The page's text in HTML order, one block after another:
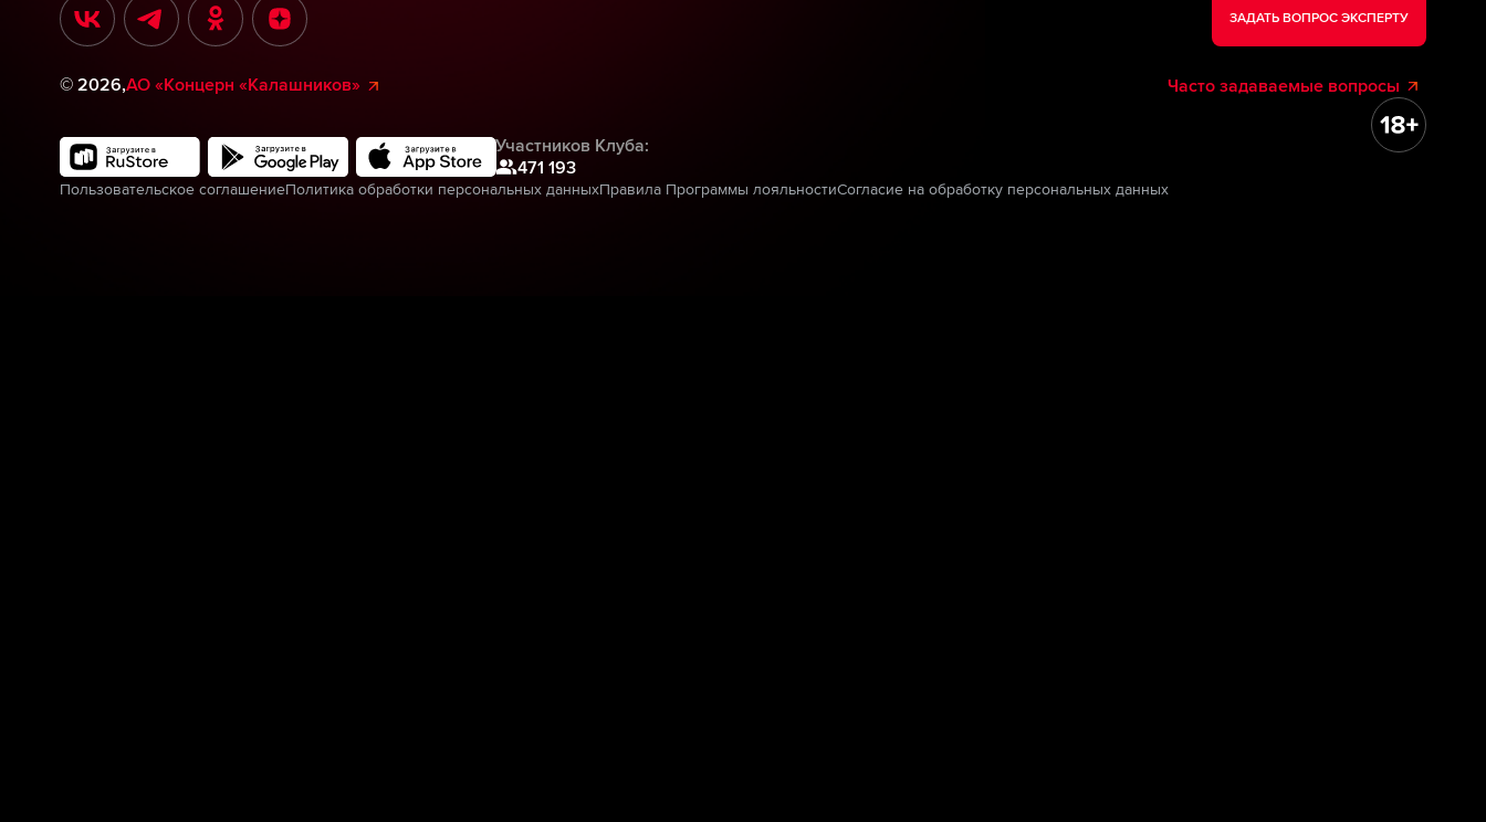
ЗАДАТЬ ВОПРОС ЭКСПЕРТУ
© 2026,АО «Концерн «Калашников» Часто задаваемые вопросы
Участников Клуба:
471 193
Пользовательское соглашениеПолитика обработки персональных данныхПравила Программы лояльностиСогласие на обработку персональных данных